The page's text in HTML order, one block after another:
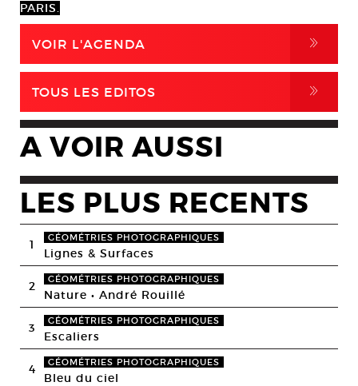
PARIS.
VOIR L'AGENDA ,
TOUS LES EDITOS ,
A VOIR AUSSI
LES PLUS RECENTS
1 GÉOMÉTRIES PHOTOGRAPHIQUES
Lignes & Surfaces
2 GÉOMÉTRIES PHOTOGRAPHIQUES
Nature • André Rouillé
3 GÉOMÉTRIES PHOTOGRAPHIQUES
Escaliers
4 GÉOMÉTRIES PHOTOGRAPHIQUES
Bleu du ciel